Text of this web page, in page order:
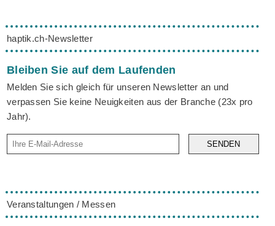
haptik.ch-Newsletter
Bleiben Sie auf dem Laufenden
Melden Sie sich gleich für unseren Newsletter an und
verpassen Sie keine Neuigkeiten aus der Branche (23x pro
Jahr).
SENDEN
Veranstaltungen / Messen